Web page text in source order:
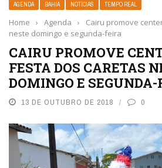
AGENDA BAHIA NOTÍCIAS TEMPO REAL
Home › Agenda ›
Cairu promove
neste domingo e segunda-feira
CAIRU PROMOVE
FESTA DOS CARETAS
DOMINGO E
13 DE OUTUBRO DE 2018 0